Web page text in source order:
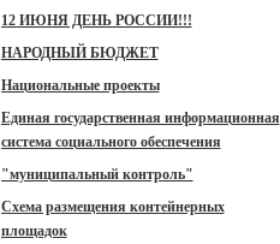
12 ИЮНЯ ДЕНЬ РОССИИ!!!
НАРОДНЫЙ БЮДЖЕТ
Национальные проекты
Единая государственная информационная
система социального обеспечения
"муниципальный контроль"
Схема размещения контейнерных
площадок